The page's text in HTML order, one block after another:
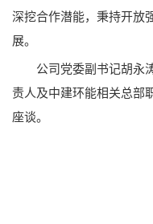
深挖合作潜能，秉持开放
展。
公司党委副书记胡永涛
责人及中建环能相关总部
座谈。